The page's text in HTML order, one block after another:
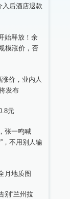
入后酒店退款
始释放！余
模涨价，否
涨价，业内人
发布
元
张一鸣喊
，不用别人输
月地质图
别“兰州拉